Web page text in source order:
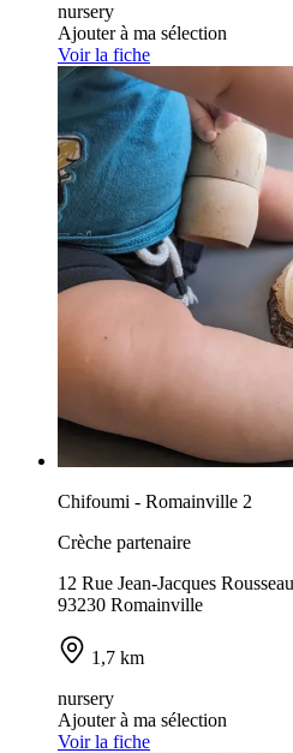
nursery
Ajouter à ma sélection
Voir la fiche
Chifoumi - Romainville 2
Crèche partenaire
12 Rue Jean-Jacques Rousseau
93230 Romainville
1,7 km
nursery
Ajouter à ma sélection
Voir la fiche